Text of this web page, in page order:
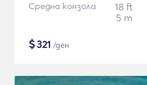
Средна конзола
18 ft
5 m
$321 /ден